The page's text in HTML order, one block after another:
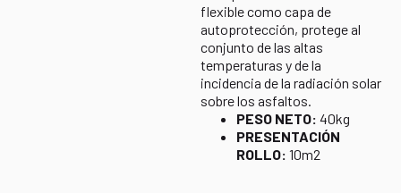
flexible como capa de
autoprotección, protege al
conjunto de las altas
temperaturas y de la
incidencia de la radiación solar
sobre los asfaltos.
PESO NETO: 40kg
PRESENTACIÓN
ROLLO: 10m2